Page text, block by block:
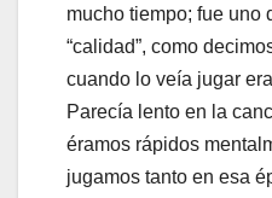
mucho tiempo; fue uno
“calidad”, como
cuando lo veía jugar
Parecía lento en la
éramos rápidos
jugamos tanto en esa